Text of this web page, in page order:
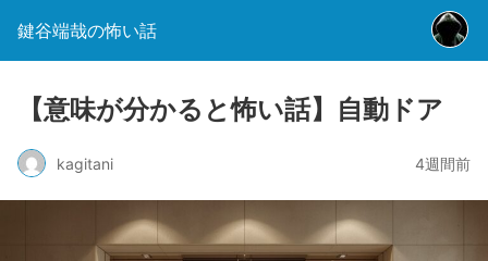
鍵谷端哉の怖い話
【意味が分かると怖い話】自動ドア
kagitani 4週間前